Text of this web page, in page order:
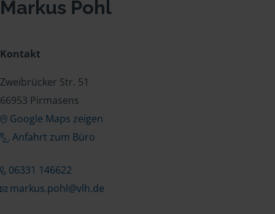
Markus Pohl
Kontakt
Zweibrücker Str. 51
66953 Pirmasens
Google Maps zeigen
Anfahrt zum Büro
06331 146622
markus.pohl@vlh.de